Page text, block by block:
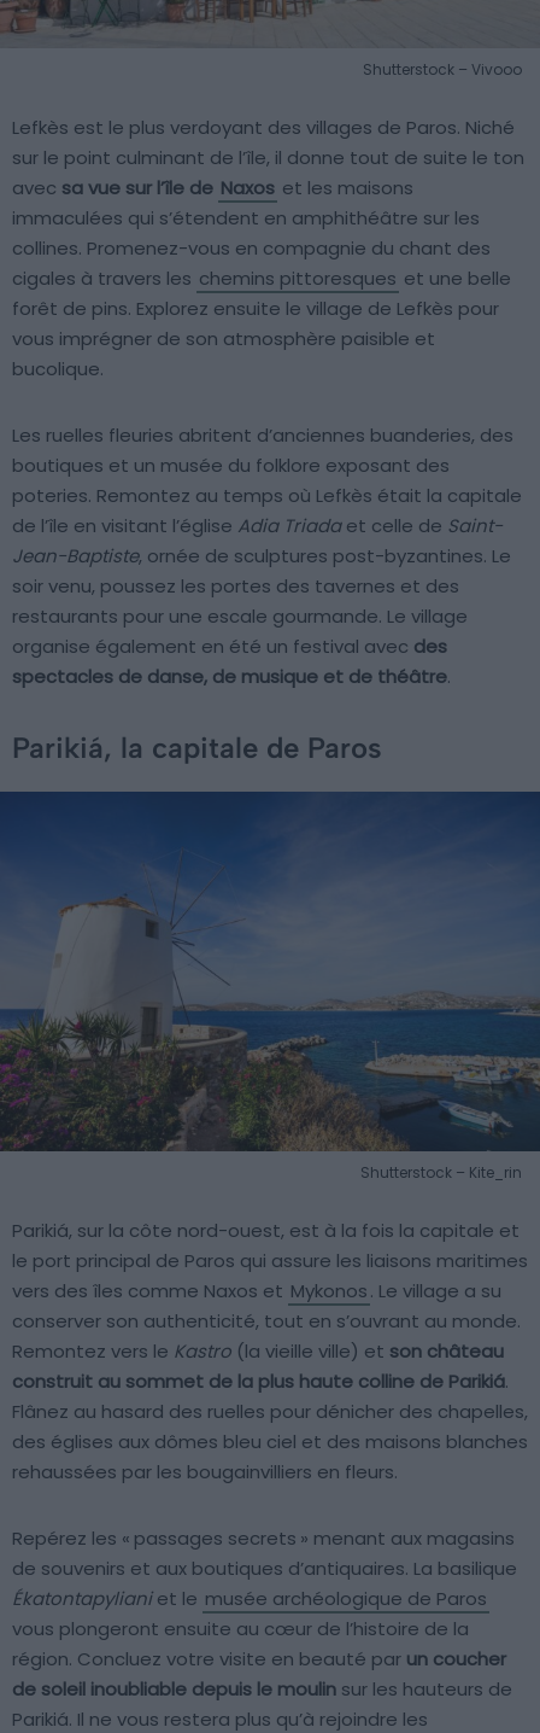
Shutterstock – Vivooo
Lefkès est le plus verdoyant des villages de Paros. Niché
sur le point culminant de l’île, il donne tout de suite le ton
avec sa vue sur l’île de Naxos et les maisons
immaculées qui s’étendent en amphithéâtre sur les
collines. Promenez-vous en compagnie du chant des
cigales à travers les chemins pittoresques et une belle
forêt de pins. Explorez ensuite le village de Lefkès pour
vous imprégner de son atmosphère paisible et
bucolique.
Les ruelles fleuries abritent d’anciennes buanderies, des
boutiques et un musée du folklore exposant des
poteries. Remontez au temps où Lefkès était la capitale
de l’île en visitant l’église Adia Triadaet celle de Saint-
Jean-Baptiste, ornée de sculptures post-byzantines. Le
soir venu, poussez les portes des tavernes et des
restaurants pour une escale gourmande. Le village
organise également en été un festival avec des
spectacles de danse, de musique et de théâtre.
Parikiá, la capitale de Paros
Shutterstock – Kite_rin
Parikiá, sur la côte nord-ouest, est à la fois la capitale et
le port principal de Paros qui assure les liaisons maritimes
vers des îles comme Naxos et Mykonos. Le village a su
conserver son authenticité, tout en s’ouvrant au monde.
Remontez vers le Kastro (la vieille ville) et son château
construit au sommet de la plus haute colline de Parikiá.
Flânez au hasard des ruelles pour dénicher des chapelles,
des églises aux dômes bleu ciel et des maisons blanches
rehaussées par les bougainvilliers en fleurs.
Repérez les « passages secrets » menant aux magasins
de souvenirs et aux boutiques d’antiquaires. La basilique
Ékatontapylianiet le musée archéologique de Paros
vous plongeront ensuite au cœur de l’histoire de la
région. Concluez votre visite en beauté par un coucher
de soleil inoubliable depuis le moulin sur les hauteurs de
Parikiá. Il ne vous restera plus qu’à rejoindre les